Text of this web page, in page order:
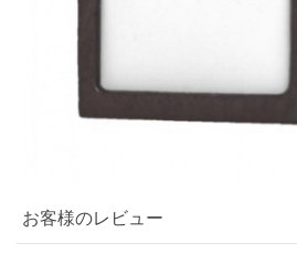
お客様のレビュー